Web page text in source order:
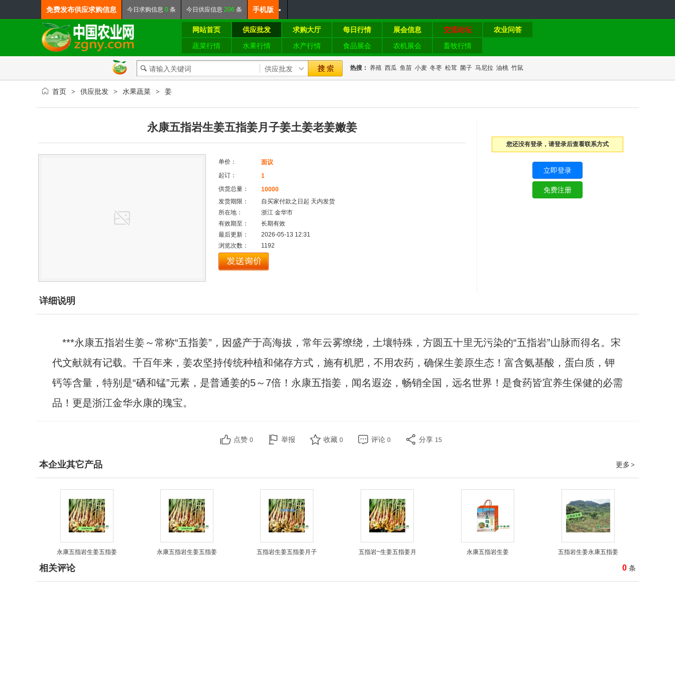
免费发布供应求购信息 今日 求购信息 0 条 今日 供应信息 206 条 手机版
网站首页 供应批发 求购大厅 每日行情 展会信息 交流论坛
农业问答
蔬菜行情
水果行情 水产行情 食品展会 农机展会 畜牧行情
热搜： 养殖 西瓜 鱼苗 小麦 冬枣 松茸 菌子 马尼拉 油桃 竹鼠
首页 > 供应批发 > 水果蔬菜 > 姜
永康五指岩生姜五指姜月子姜土姜老姜嫩姜
单价：
面议
起订：
1
供货总量：
10000
发货期限：
自买家付款之日起 天内发货
所在地：
浙江 金华市
有效期至：
长期有效
最后更新：
2026-05-13 12:31
浏览次数：
1192
您还没有登录，请登录后查看联系方式
详细说明
***永康五指岩生姜～常称“五指姜”，因盛产于高海拔，常年云雾缭绕，土壤特殊，方圆五十里无污染的“五指岩”山脉而得名。宋
代文献就有记载。千百年来，姜农坚持传统种植和储存方式，施有机肥，不用农药，确保生姜原生态！富含氨基酸，蛋白质，钾
钙等含量，特别是“硒和锰”元素，是普通姜的5～7倍！永康五指姜，闻名遐迩，畅销全国，远名世界！是食药皆宜养生保健的必需
品！更是浙江金华永康的瑰宝。
点赞 0 举报 收藏 0 评论 0 分享 15
更多 >
本企业其它产品
永康五指岩生姜五指姜 永康五指岩生姜五指姜 五指岩生姜五指姜月子 五指岩~生姜五指姜月 永康五指岩生姜 五指岩生姜永康五指姜
0 条
相关评论